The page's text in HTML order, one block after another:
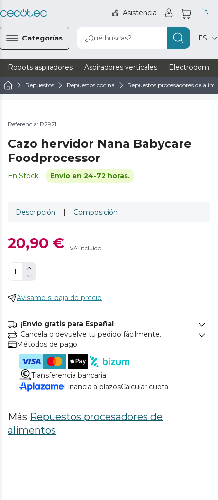
Asistencia
Categorías ¿Qué buscas? ES
Robots aspiradores Aspiradores verticales
Repuestos Repuestos cocina Repuestos procesadores de
Referencia: R2921
Cazo hervidor Nana Babycare
Foodprocessor
En Stock Envío en 24-72 horas.
Descripción | Composición
20,90 € IVA incluido
Avísame si baja de precio
¡Envío gratis para España!
Cancela o devuelve tu pedido fácilmente.
Métodos de pago.
Transferencia bancaria
Financia a plazosCalcular cuota
Más Repuestos procesadores de
alimentos